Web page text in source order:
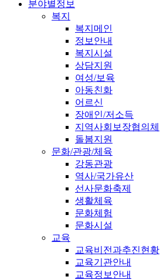
분야별정보
복지
복지메인
정보안내
복지시설
상담지원
여성/보육
아동친화
어르신
장애인/저소득
지역사회보장협의체
돌봄지원
문화/관광/체육
강동관광
역사/국가유산
선사문화축제
생활체육
문화체험
문화시설
교육
교육비전과추진현황
교육기관안내
교육정보안내